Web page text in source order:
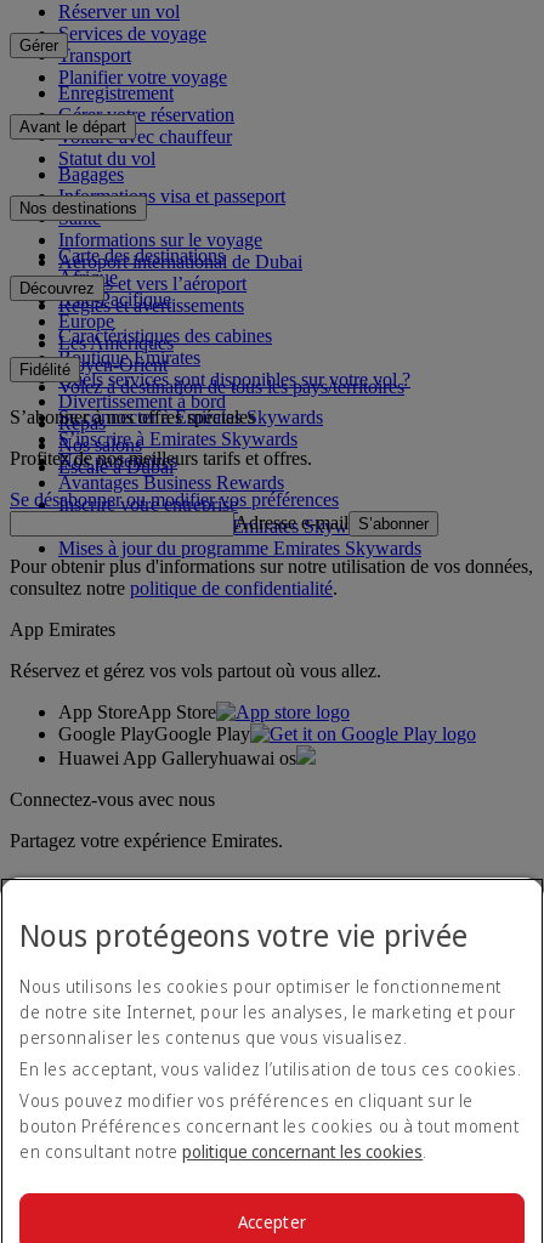
Réserver un vol
Services de voyage
Transport
Planifier votre voyage
Gérer
Enregistrement
Gérer votre réservation
Voiture avec chauffeur
Statut du vol
Avant le départ
Bagages
Informations visa et passeport
Santé
Informations sur le voyage
Aéroport international de Dubai
Depuis et vers l’aéroport
Règles et avertissements
Nos destinations
Carte des destinations
Afrique
Asie-Pacifique
Europe
Les Amériques
Moyen-Orient
Volez à destination de tous les pays/territoires
Découvrez
Caractéristiques des cabines
Boutique Emirates
Quels services sont disponibles sur votre vol ?
Divertissement à bord
Repas
Nos salons
Escale à Dubai
Fidélité
Se connecter à Emirates Skywards
S’inscrire à Emirates Skywards
Nos partenaires
Avantages Business Rewards
Inscrire votre entreprise
Règles du programme Emirates Skywards
Mises à jour du programme Emirates Skywards
S’abonner à nos offres spéciales
Profitez de nos meilleurs tarifs et offres.
Se désabonner ou modifier vos préférences
Adresse e-mail S’abonner
Pour obtenir plus d'informations sur notre utilisation de vos données,
consultez notre politique de confidentialité.
App Emirates
Réservez et gérez vos vols partout où vous allez.
App StoreApp Store
Google PlayGoogle Play
Huawei App Galleryhuawai os
Connectez-vous avec nous
Partagez votre expérience Emirates.
Déclaration d'accessibilité
Nous contacter
Politique de confidentialité
Conditions générales
Politique en matière de cookies
Cyber-sécurité
Nous protégeons votre vie privée
Nous utilisons les cookies pour optimiser le fonctionnement
de notre site Internet, pour les analyses, le marketing et pour
personnaliser les contenus que vous visualisez.
En les acceptant, vous validez l’utilisation de tous ces cookies.
Vous pouvez modifier vos préférences en cliquant sur le
bouton Préférences concernant les cookies ou à tout moment
en consultant notrepolitique concernant les cookies.
Accepter